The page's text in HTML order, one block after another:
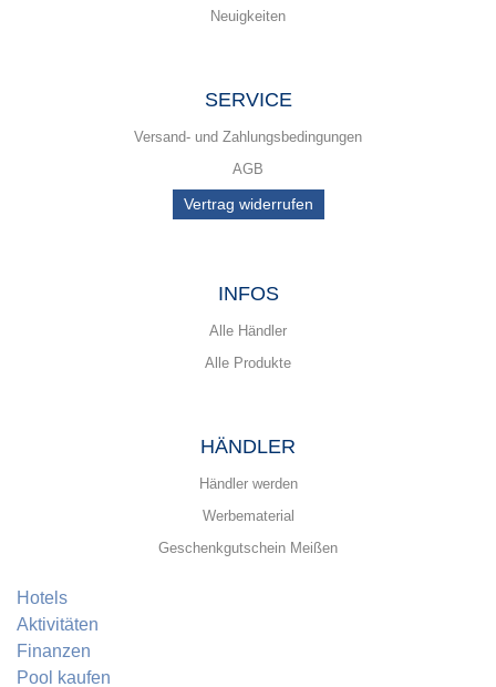
Neuigkeiten
SERVICE
Versand- und Zahlungsbedingungen
AGB
Vertrag widerrufen
INFOS
Alle Händler
Alle Produkte
HÄNDLER
Händler werden
Werbematerial
Geschenkgutschein Meißen
Hotels
Aktivitäten
Finanzen
Pool kaufen